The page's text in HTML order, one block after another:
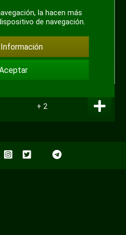
+ 2
la hacen más
de navegación.